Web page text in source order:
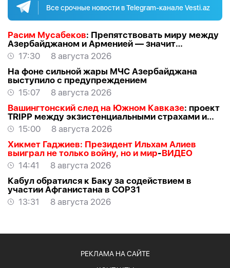
Все срочные новости в Telegram-канале Vesti.az
Расим Мусабеков: Препятствовать миру между
Азербайджаном и Арменией — значит
создавать проблемы самим себе -
17:30
8 августа 2026
На фоне сильной жары МЧС Азербайджана
выступило с предупреждением
15:07
8 августа 2026
Вашингтонский след на Южном Кавказе: проект
TRIPР между экзистенциальными страхами и
прагматичными интересами -
АЛЛАХВЕРАНОВ
15:00
8 августа 2026
Хикмет Гаджиев: Президент Ильхам Алиев
выиграл не только войну, но и мир-ВИДЕО
14:41
8 августа 2026
Кабул обратился к Баку за содействием в
участии Афганистана в COP31
13:31
8 августа 2026
РЕКЛАМА НА САЙТЕ